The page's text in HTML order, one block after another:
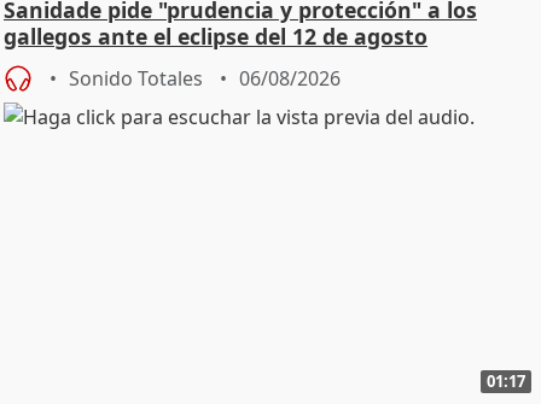
Sanidade pide "prudencia y protección" a los
gallegos ante el eclipse del 12 de agosto
Sonido Totales 06/08/2026
01:17